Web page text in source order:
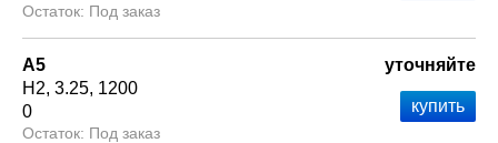
Под заказ
А5
Н2 3.25 1200
0
Под заказ
уточняйте